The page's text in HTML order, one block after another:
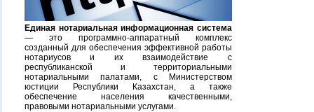
Единая нотариальная информационная система
— это программно-аппаратный комплекс
созданный для обеспечения эффективной работы
нотариусов и их взаимодействие с
республиканской и территориальными
нотариальными палатами, с Министерством
юстиции Республики Казахстан, а также
обеспечение населения качественными,
правовыми нотариальными услугами.